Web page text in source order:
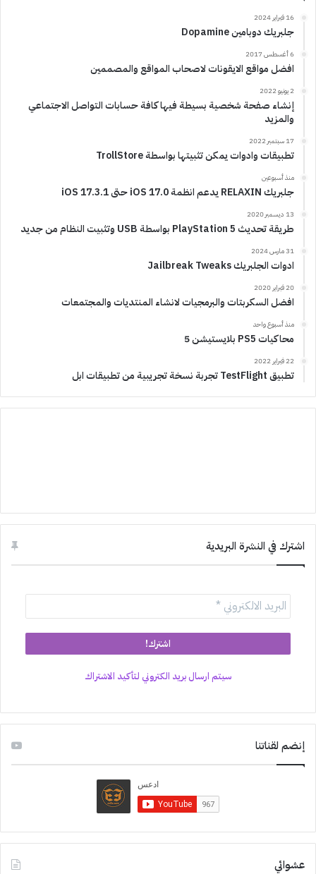
16 فبراير 2024
جلبريك دوبامين Dopamine
6 أغسطس 2017
افضل مواقع الايقونات لاصحاب المواقع والمصممين
2 يونيو 2022
إنشاء صفحة شخصية بسيطة فيها كافة حسابات التواصل الاجتماعي
والمزيد
17 سبتمبر 2022
تطبيقات وادوات يمكن تثبيتها بواسطة TrollStore
منذ أسبوعين
جلبريك RELAXIN يدعم انظمة iOS 17.0 حتى iOS 17.3.1
13 ديسمبر 2020
طريقة تحديث PlayStation 5 بواسطة USB وتثبيت النظام من جديد
31 مارس 2024
ادوات الجلبريك Jailbreak Tweaks
20 فبراير 2020
افضل السكربتات والبرمجيات لانشاء المنتديات والمجتمعات
منذ أسبوع واحد
محاكيات PS5 بلايستيشن 5
22 فبراير 2022
تطبيق TestFlight تجربة نسخة تجريبية من تطبيقات ابل
اشترك في النشرة البريدية
سيتم ارسال بريد الكتروني لتأكيد الاشتراك
إنضم لقناتنا
عشوائي